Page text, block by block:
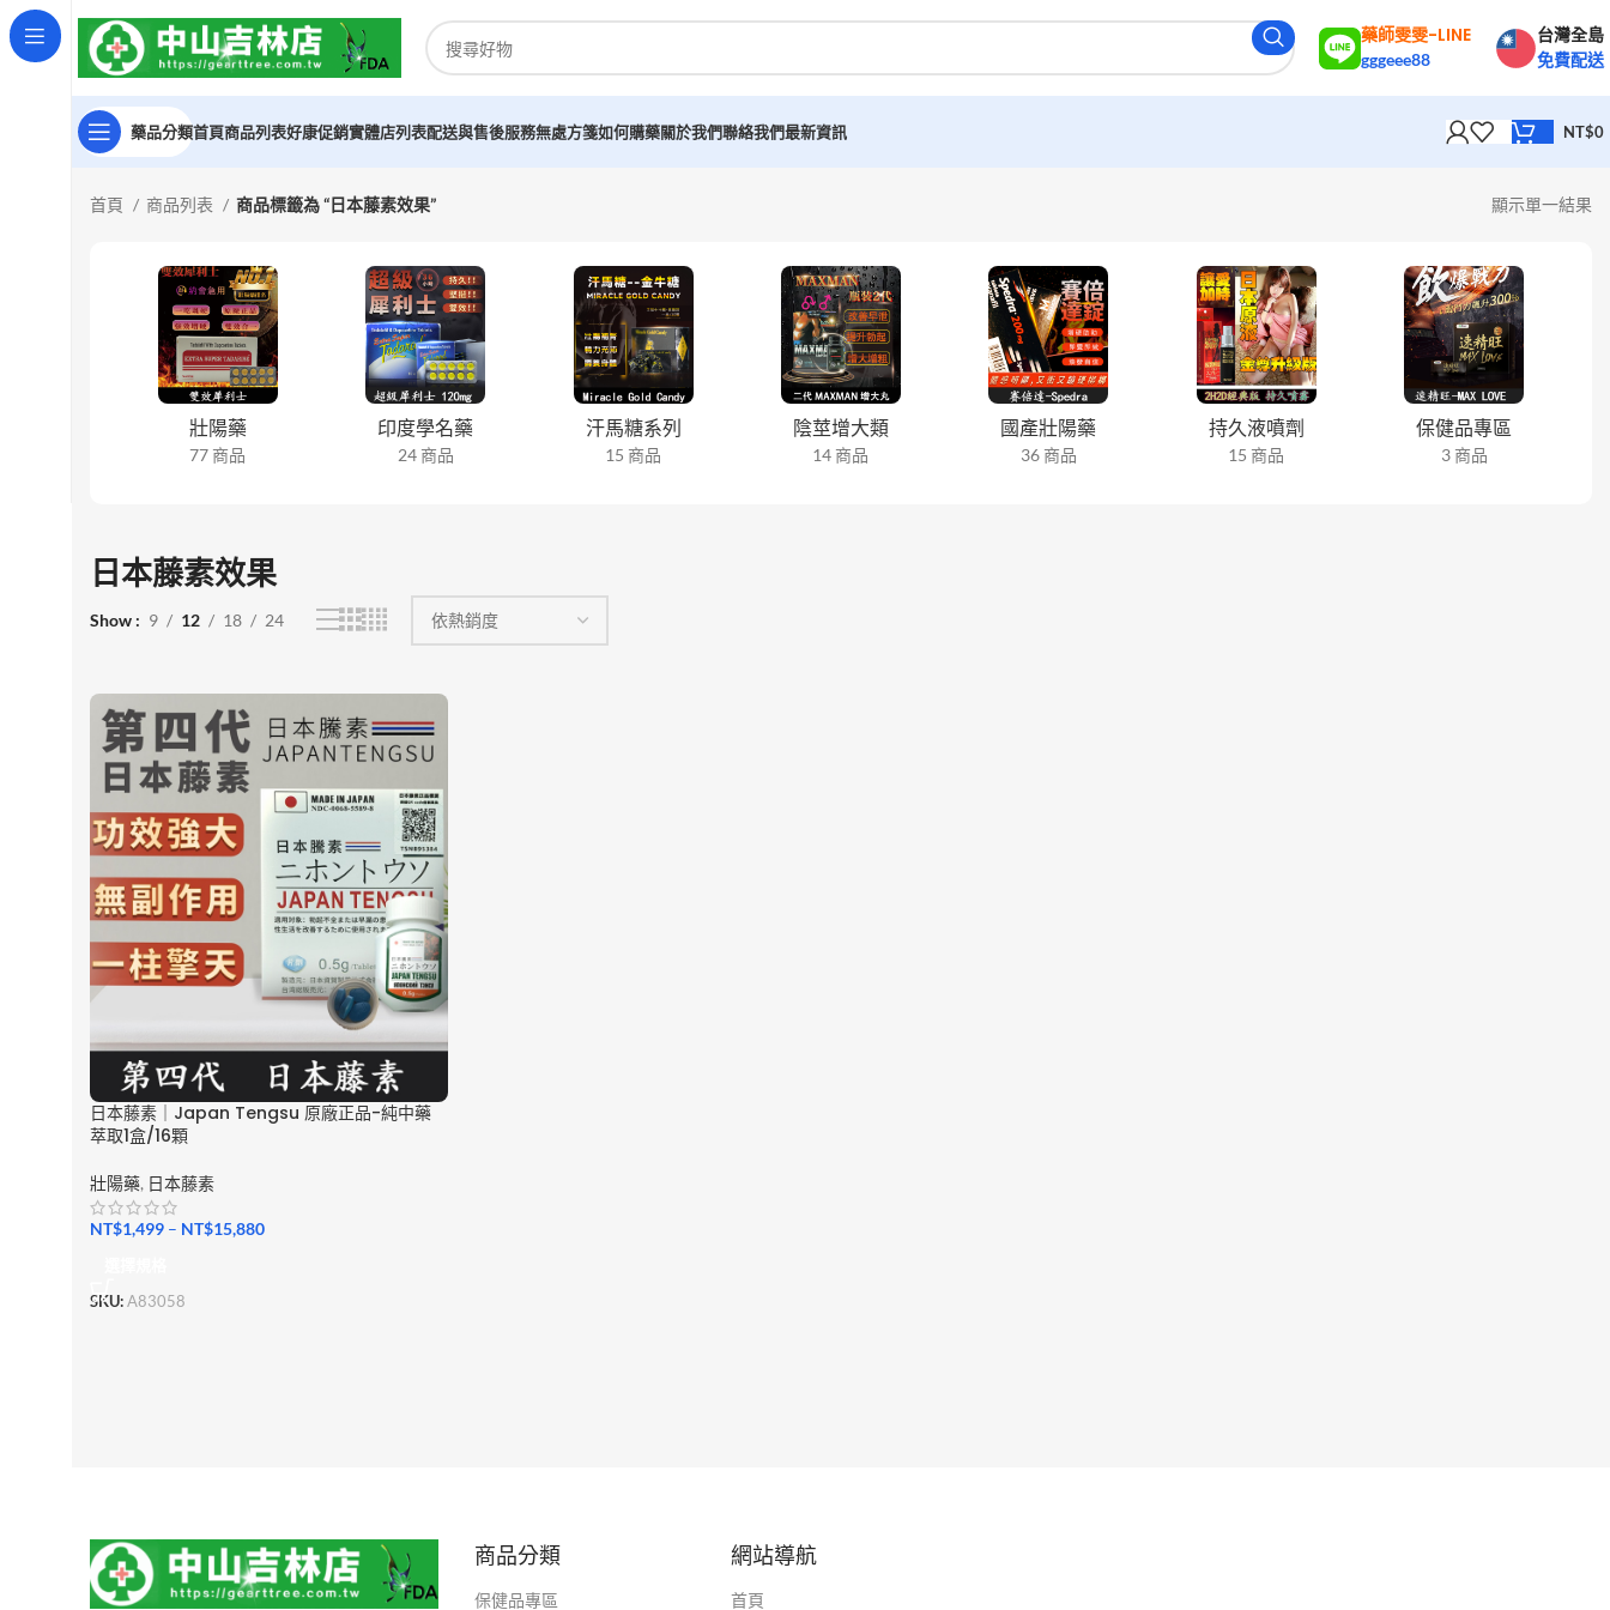
藥師雯雯-LINE
gggeee88
台灣全島
免費配送
藥品分類首頁商品列表好康促銷實體店列表配送與售後服務無處方箋如何購藥關於我們聯絡我們最新資訊 NT$0
首頁 商品列表 商品標籤為 “日本藤素效果” 顯示單一結果
壯陽藥
77 商品
印度學名藥
24 商品
汗馬糖系列
15 商品
陰莖增大類
14 商品
國產壯陽藥
36 商品
持久液噴劑
15 商品
保健品專區
3 商品
日本藤素效果
Show 9 12 18 24
日本藤素｜Japan Tengsu 原廠正品-純中藥
萃取1盒/16顆
壯陽藥, 日本藤素
NT$1,499 – NT$15,880
SKU:A83058
商品分類
保健品專區
網站導航
首頁